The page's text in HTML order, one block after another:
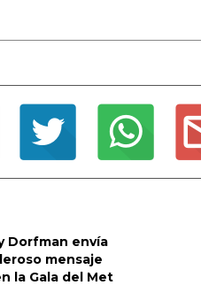
Dorfman envía
mensaje
la Gala del Met